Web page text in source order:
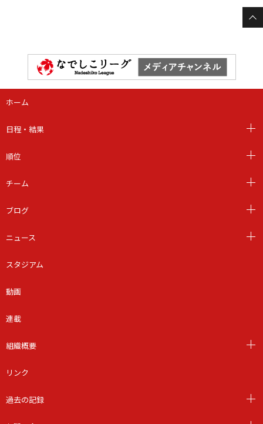
ホーム
日程・結果
順位
チーム
ブログ
ニュース
スタジアム
動画
連載
組織概要
リンク
過去の記録